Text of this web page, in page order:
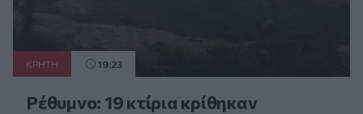
ΚΡΗΤΗ 19:23
Ρέθυμνο: 19 κτίρια κρίθηκαν